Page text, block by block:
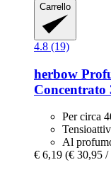
Carrello
4.8 (19)
herbow
Concentrato
Per circa
Al
€ 6,19 (€ 30,95